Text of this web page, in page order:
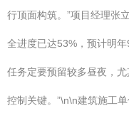
行顶面构筑。”项目经理张
全进度已达53%，预计明
任务定要预留较多昼夜，
控制关键。”\n\n建筑施工